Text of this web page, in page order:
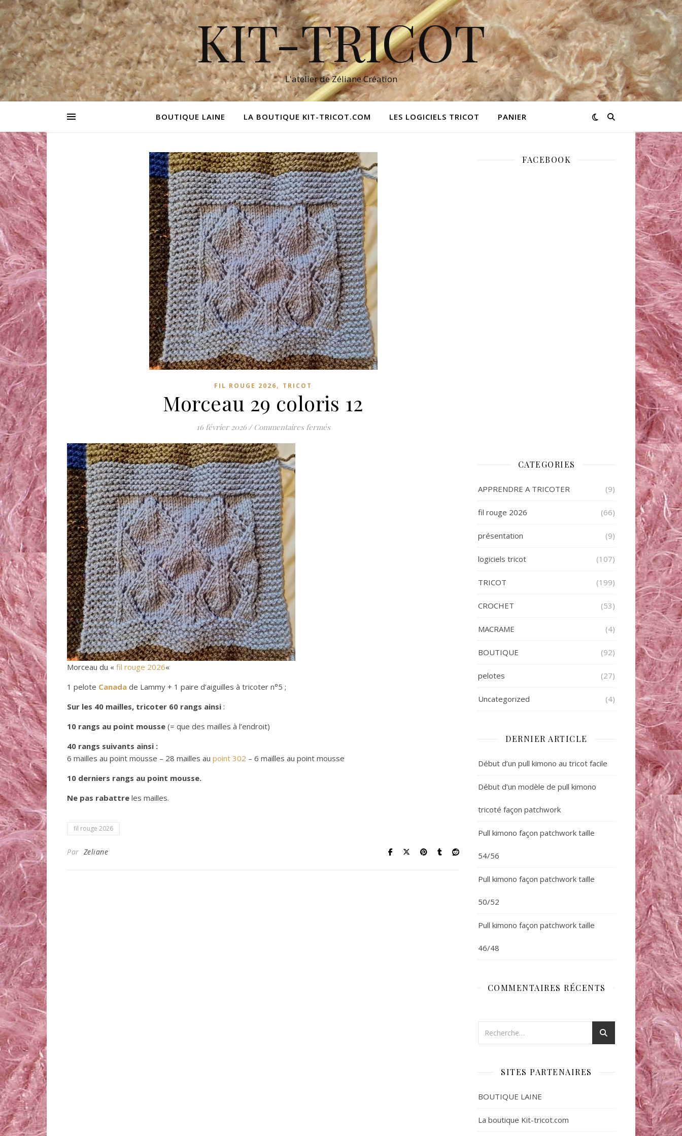
KIT-TRICOT
L'atelier de Zéliane Création
BOUTIQUE LAINE LA BOUTIQUE KIT-TRICOT.COM LES LOGICIELS TRICOT PANIER
FIL ROUGE 2026, TRICOT
Morceau 29 coloris 12
16 février 2026 / Commentaires ferméssur Morceau 29 coloris 12
Morceau du « fil rouge 2026«
1 pelote Canada de Lammy + 1 paire d’aiguilles à tricoter n°5 ;
Sur les 40 mailles, tricoter 60 rangs ainsi :
10 rangs au point mousse (= que des mailles à l’endroit)
40 rangs suivants ainsi :
6 mailles au point mousse – 28 mailles au point 302 – 6 mailles au point mousse
10 derniers rangs au point mousse.
Ne pas rabattre les mailles.
fil rouge 2026
Par Zeliane
FACEBOOK
CATEGORIES
APPRENDRE A TRICOTER (9)
fil rouge 2026 (66)
présentation (9)
logiciels tricot (107)
TRICOT (199)
CROCHET (53)
MACRAME (4)
BOUTIQUE (92)
pelotes (27)
Uncategorized (4)
DERNIER ARTICLE
Début d’un pull kimono au tricot facile
Début d’un modèle de pull kimono
tricoté façon patchwork
Pull kimono façon patchwork taille
54/56
Pull kimono façon patchwork taille
50/52
Pull kimono façon patchwork taille
46/48
COMMENTAIRES RÉCENTS
SITES PARTENAIRES
BOUTIQUE LAINE
La boutique Kit-tricot.com